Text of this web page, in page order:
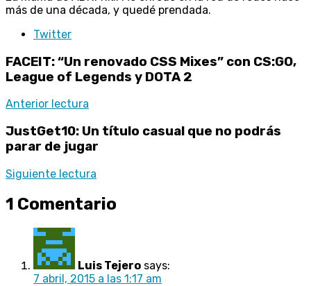
más de una década, y quedé prendada.
Twitter
FACEIT: “Un renovado CSS Mixes” con CS:GO,
League of Legends y DOTA 2
Anterior lectura
JustGet10: Un título casual que no podrás
parar de jugar
Siguiente lectura
1 Comentario
Luis Tejero says:
7 abril, 2015 a las 1:17 am